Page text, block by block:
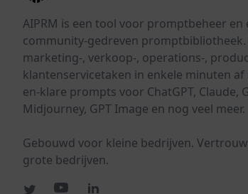
AIPRM is een tool voor promptbeheer en
community-gedreven promptbibliotheek.
marketing-, verkoop-, operations-,
klantenservicetaken in enkele minuten af
en-klare prompts voor ChatGPT, Claude,
Midjourney, GPT Image en nog veel meer.
Gebouwd voor kleine bedrijven.
grote bedrijven.